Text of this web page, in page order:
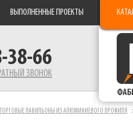
ВЫПОЛНЕННЫЕ ПРОЕКТЫ
38-66
ЗВОНОК
ТОРГОВЫЕ ПАВИЛЬОНЫ ИЗ АЛЮМИНИЕВОГО ПРОФИЛЯ